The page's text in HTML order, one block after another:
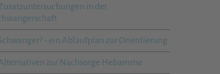
in der
- ein Ablaufplan zur Orientierung
zur Nachsorge Hebamme